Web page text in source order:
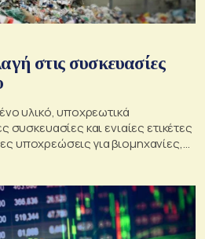
στις συσκευασίες
υλικό, υποχρεωτικά
και ενιαίες ετικέτες
υποχρεώσεις για βιομηχανίες,